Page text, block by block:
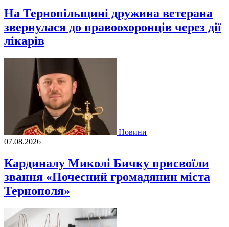
На Тернопільщині дружина ветерана
звернулася до правоохоронців через дії
лікарів
Новини
07.08.2026
Кардиналу Миколі Бичку присвоїли
звання «Почесний громадянин міста
Тернополя»